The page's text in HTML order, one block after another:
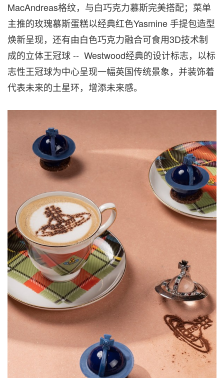
MacAndreas格纹，与白巧克力慕斯完美搭配；菜单
主推的玫瑰慕斯蛋糕以经典红色Yasmine 手提包造型
焕新呈现，还有由白色巧克力融合可食用3D技术制
成的立体王冠球 -- Westwood经典的设计标志，以标
志性王冠球为中心呈现一幅英国传统景象，并装饰着
代表未来的土星环，增添未来感。